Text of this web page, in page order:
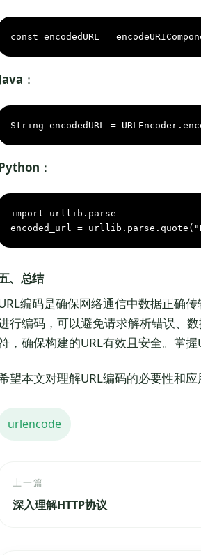
const encodedURL =
：
String encodedURL =
：
import urllib.parse
encoded_url = urllib.parse.quote(
、总结
编码是确保网络通信中数据正确
行编码，可以避免请求解析错误、
，确保构建的URL有效且安全。掌
望本文对理解URL编码的必要性和应
urlencode
上一篇
深入理解HTTP协议